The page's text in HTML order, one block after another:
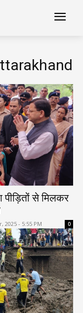
से मिलकर
2025 - 5:55 PM 0